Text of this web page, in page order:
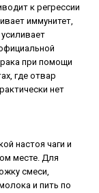
к регрессии
иммунитет,
при помощи
где отвар
нет
настоя чаги и
месте. Для
смеси,
и пить по